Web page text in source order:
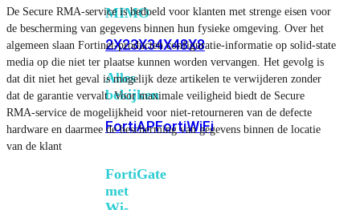
MIMO
2X23X34X48X8
Alles
bekijken
FortiAPFortiWiFi
FortiGate
met
De Secure RMA-service is bedoeld voor klanten met strenge eisen voor
de bescherming van gegevens binnen hun fysieke omgeving. Over het
algemeen slaan Fortinet-producten configuratie-informatie op solid-state
media op die niet ter plaatse kunnen worden vervangen. Het gevolg is
dat dit niet het geval is mogelijk deze artikelen te verwijderen zonder
dat de garantie vervalt. Voor maximale veiligheid biedt de Secure
RMA-service de mogelijkheid voor niet-retourneren van de defecte
hardware en daarmee de bescherming van gegevens binnen de locatie
van de klant